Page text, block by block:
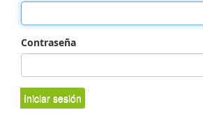
Contraseña
Iniciar sesión